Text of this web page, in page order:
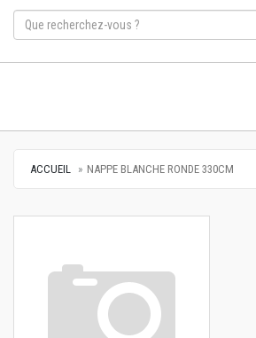
ACCUEIL NAPPE BLANCHE RONDE 330CM